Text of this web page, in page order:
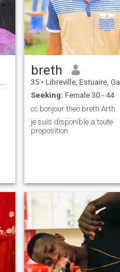
breth
35 • Libreville, Estuaire, Gabon
Seeking: Female 30 - 44
cc bonjour theo breth Arth
je suis disponible a toute
proposition